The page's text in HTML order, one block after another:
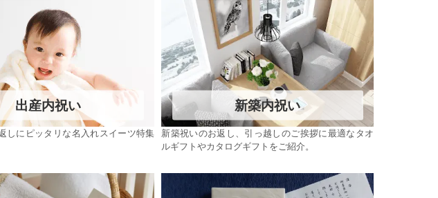
出産内祝い
しにピッタリな名入れスイーツ特集
新築内祝い
新築祝いのお返し、引っ越しのご挨拶に最適なタオ
ルギフトやカタログギフトをご紹介。